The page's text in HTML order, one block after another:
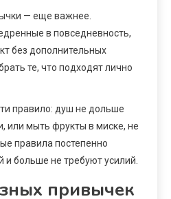
— еще важнее.
в повседневность,
без дополнительных
те, что подходят лично
правило: душ не дольше
или мыть фрукты в миске, не
правила постепенно
и больше не требуют усилий.
привычек